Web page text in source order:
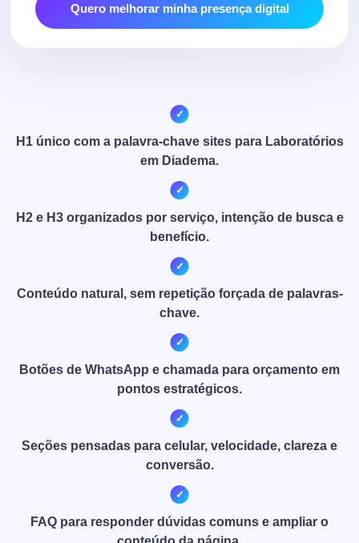
Quero melhorar minha presença digital
H1 único com a palavra-chave sites para Laboratórios
em Diadema.
H2 e H3 organizados por serviço, intenção de busca e
benefício.
Conteúdo natural, sem repetição forçada de palavras-
chave.
Botões de WhatsApp e chamada para orçamento em
pontos estratégicos.
Seções pensadas para celular, velocidade, clareza e
conversão.
FAQ para responder dúvidas comuns e ampliar o